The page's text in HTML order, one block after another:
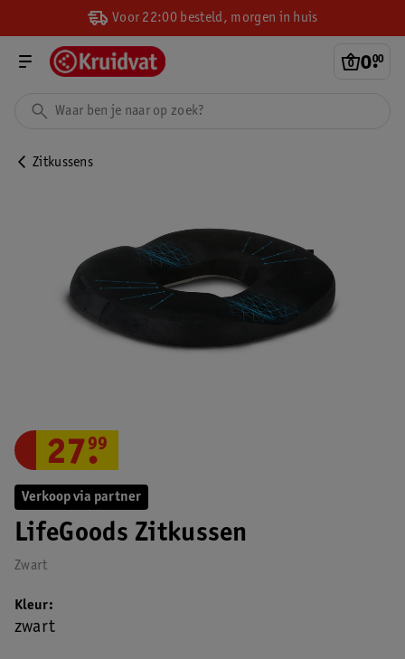
Voor 22:00 besteld, morgen in huis
0.
00
Zitkussens
Verkoop via partner
LifeGoods Zitkussen
Zwart
27.
99
Kleur
zwart